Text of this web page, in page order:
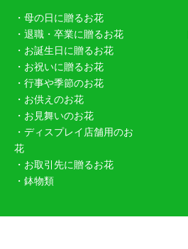
・母の日に贈るお花
・退職・卒業に贈るお花
・お誕生日に贈るお花
・お祝いに贈るお花
・行事や季節のお花
・お供えのお花
・お見舞いのお花
・ディスプレイ店舗用のお
花
・お取引先に贈るお花
・鉢物類